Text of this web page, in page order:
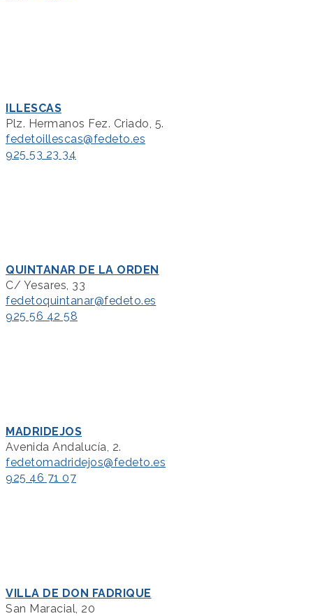
ILLESCAS
Plz. Hermanos Fez. Criado, 5.
fedetoillescas@fedeto.es
925 53 23 34
QUINTANAR DE LA ORDEN
C/ Yesares, 33
fedetoquintanar@fedeto.es
925 56 42 58
MADRIDEJOS
Avenida Andalucía, 2.
fedetomadridejos@fedeto.es
925 46 71 07
VILLA DE DON FADRIQUE
San Maracial, 20